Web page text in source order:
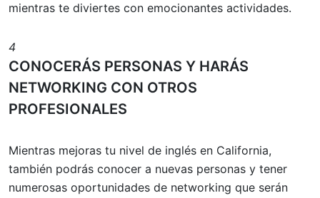
mientras te diviertes con emocionantes actividades.
4
CONOCERÁS PERSONAS Y HARÁS
NETWORKING CON OTROS
PROFESIONALES
Mientras mejoras tu nivel de inglés en California,
también podrás conocer a nuevas personas y tener
numerosas oportunidades de networking que serán